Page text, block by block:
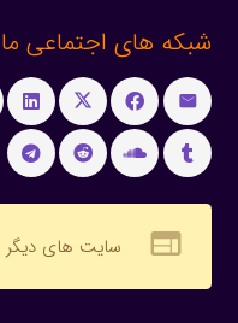
شبکه های اجتماعی ما
web سایت های دیگر CIS Group